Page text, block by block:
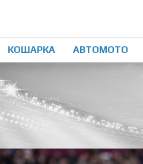
КОШАРКА АВТОМОТО